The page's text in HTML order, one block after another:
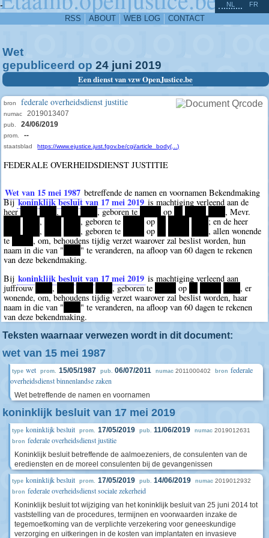
-
RSS ABOUT WEB LOG CONTACT
NL FR
Wet
gepubliceerd op 24 juni 2019
Een dienst van vzw OpenJustice.be
bron federale overheidsdienst justitie
numac 2019013407
pub. 24/06/2019
prom. --
staatsblad https://www.ejustice.just.fgov.be/cgi/article_body(...)
FEDERALE OVERHEIDSDIENST JUSTITIE
Wet van 15 mei 1987 betreffende de namen en voornamen Bekendmaking
Bijkoninklijk besluit van 17 mei 2019 is machtiging verleend aan de
heer
****, ****, geboren te op ****, Mevr.
****, ****, geboren te op
; en de heer
****, ****, geboren te op ****, allen wonende
te
*****, om, behoudens tijdig verzet waarover zal beslist worden, hun
naam in die van "
" te veranderen, na afloop van 60 dagen te rekenen
van deze bekendmaking.
Bij koninklijk besluit van 17 mei 2019 is machtiging verleend aan
juffrouw ****, **** **** ****, geboren te op
, er
wonende, om, behoudens tijdig verzet waarover zal beslist worden, haar
naam in die van "
" te veranderen, na afloop van 60 dagen te rekenen
van deze bekendmaking.
Teksten waarnaar verwezen wordt in dit document:
wet van 15 mei 1987
type wet prom. 15/05/1987 pub. 06/07/2011 numac 2011000402 bron federale
overheidsdienst binnenlandse zaken
Wet betreffende de namen en voornamen
koninklijk besluit van 17 mei 2019
type koninklijk besluit prom. 17/05/2019 pub. 11/06/2019 numac 2019012631
bron federale overheidsdienst justitie
Koninklijk besluit betreffende de aalmoezeniers, de consulenten van de
erediensten en de moreel consulenten bij de gevangenissen
type koninklijk besluit prom. 17/05/2019 pub. 14/06/2019 numac 2019012932
bron federale overheidsdienst sociale zekerheid
Koninklijk besluit tot wijziging van het koninklijk besluit van 25 juni 2014 tot
vaststelling van de procedures, termijnen en voorwaarden inzake de
tegemoetkoming van de verplichte verzekering voor geneeskundige
verzorging en uitkeringen in de kosten van implantaten en invasieve
^